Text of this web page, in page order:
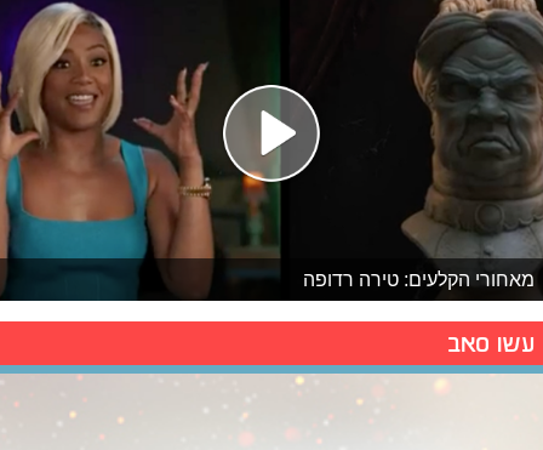
מאחורי הקלעים: טירה רדופה
עשו סאב